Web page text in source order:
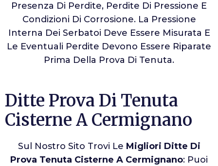
Presenza Di Perdite, Perdite Di Pressione E
Condizioni Di Corrosione. La Pressione
Interna Dei Serbatoi Deve Essere Misurata E
Le Eventuali Perdite Devono Essere Riparate
Prima Della Prova Di Tenuta.
Ditte Prova Di Tenuta
Cisterne A Cermignano
Sul Nostro Sito Trovi Le Migliori Ditte Di
Prova Tenuta Cisterne A Cermignano: Puoi